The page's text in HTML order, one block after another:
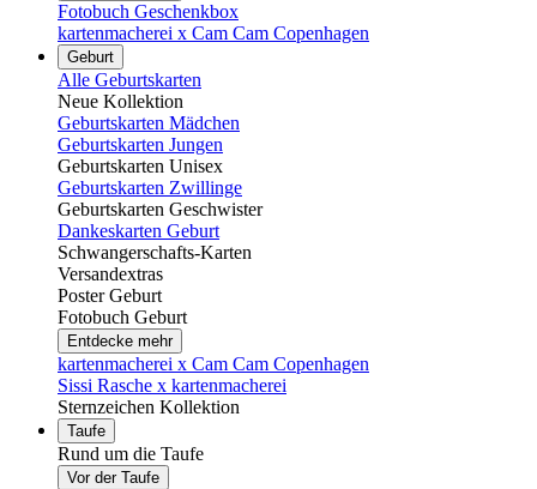
Fotobuch Geschenkbox
kartenmacherei x Cam Cam Copenhagen
Geburt
Alle Geburtskarten
Neue Kollektion
Geburtskarten Mädchen
Geburtskarten Jungen
Geburtskarten Unisex
Geburtskarten Zwillinge
Geburtskarten Geschwister
Dankeskarten Geburt
Schwangerschafts-Karten
Versandextras
Poster Geburt
Fotobuch Geburt
Entdecke mehr
kartenmacherei x Cam Cam Copenhagen
Sissi Rasche x kartenmacherei
Sternzeichen Kollektion
Taufe
Rund um die Taufe
Vor der Taufe